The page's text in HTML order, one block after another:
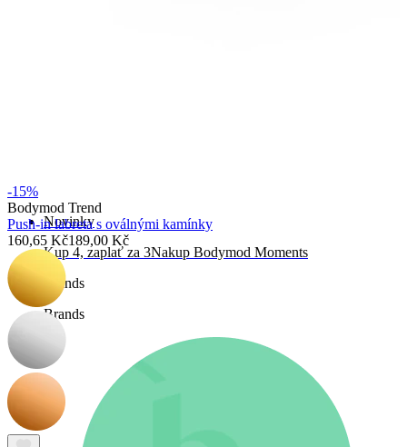
Novinky
Kup 4, zaplať za 3Nakup Bodymod Moments
Brands
Brands
-15%
Bodymod Trend
Push-in labreta s oválnými kamínky
160,65 Kč189,00 Kč